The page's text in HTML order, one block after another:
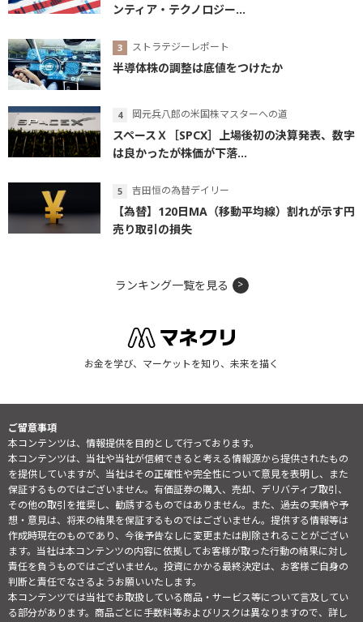
ンティア・テクノロジー...
ストラテジーレポート
半導体株の調整は底値をつけたか
岡元兵八郎の米国株マスターへの道
スペースＸ［SPCX］上場後初の決算発表、数字
は良かったが株価が下落...
吉田恒の為替デイリー
【為替】120日MA（移動平均線）割れが示す円
売り取引の損失
ランキング一覧を見る
お金を学び、マーケットを知り、未来を描く
ご留意事項
本コンテンツは、情報提供を目的として行っております。
本コンテンツは、当社や当社が信頼できると考える情報源から提供されたもの
を提供していますが、当社はその正確性や完全性について意見を表明し、また
保証するものではございません。有価証券の購入、売却、デリバティブ取引、
その他の取引を推奨し、勧誘するものではありません。また、過去の実績や予
想・意見は、将来の結果を保証するものではございません。提供する情報等は
作成時現在のものであり、今後予告なしに変更または削除されることがござい
ます。当社は本コンテンツの内容に依拠してお客様が取った行動の結果に対し
責任を負うものではございません。投資にかかる最終決定は、お客様ご自身の
判断と責任でなさるようお願いいたします。
本コンテンツでは当社でお取扱している商品・サービス等について言及してい
る部分があります。商品ごとに手数料等およびリスクは異なりますので、詳し